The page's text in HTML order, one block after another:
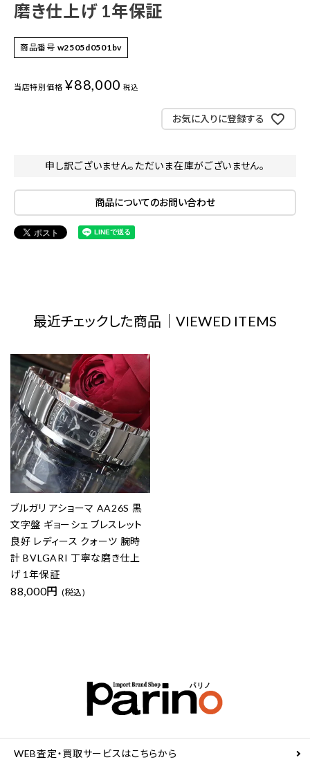
磨き仕上げ 1年保証
商品番号 w2505d0501bv
当店特別価格 ¥88,000 税込
お気に入りに登録する
申し訳ございません。ただいま在庫がございません。
商品についてのお問い合わせ
最近チェックした商品｜VIEWED ITEMS
ブルガリ アショーマ AA26S 黒
文字盤 ギョーシェ ブレスレット
良好 レディース クォーツ 腕時
計 BVLGARI 丁寧な磨き仕上
げ 1年保証
88,000円 (税込)
WEB査定・買取サービスはこちらから